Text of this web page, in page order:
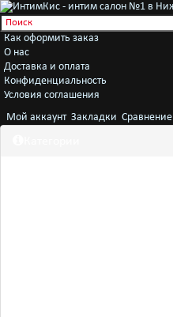
Как оформить заказ
О нас
Доставка и оплата
Конфиденциальность
Условия соглашения
Мой аккаунт Закладки Сравнение